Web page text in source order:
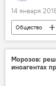
14 января
Общество
Колумнисты
больница
Морозов:
иноагентах